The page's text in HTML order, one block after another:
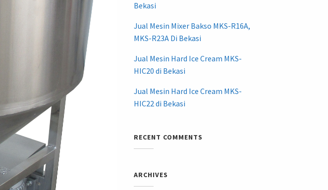
Bekasi
Jual Mesin Mixer Bakso MKS-R16A,
MKS-R23A Di Bekasi
Jual Mesin Hard Ice Cream MKS-
HIC20 di Bekasi
Jual Mesin Hard Ice Cream MKS-
HIC22 di Bekasi
RECENT COMMENTS
ARCHIVES